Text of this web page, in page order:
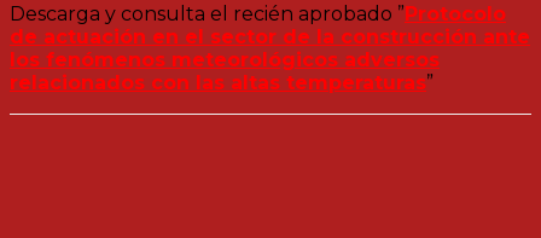
Descarga y consulta el recién aprobado ”Protocolo
de actuación en el sector de la construcción ante
los fenómenos meteorológicos adversos
relacionados con las altas temperaturas”